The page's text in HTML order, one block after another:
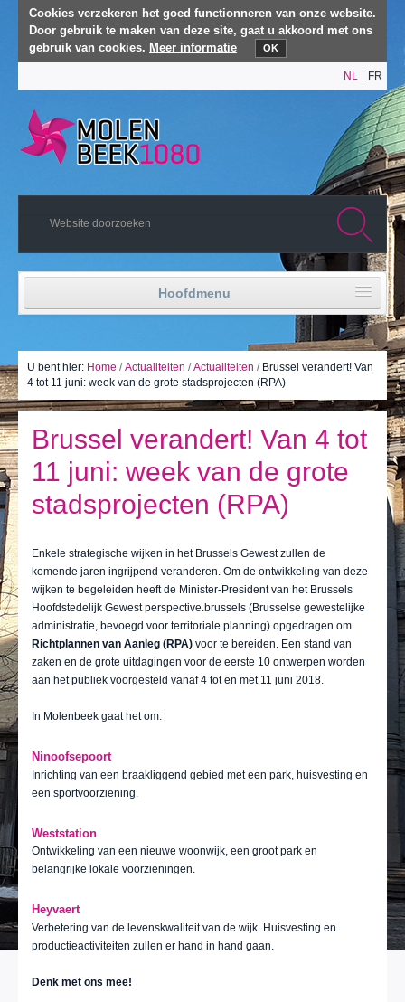
Cookies verzekeren het goed functionneren van onze website.
Door gebruik te maken van deze site, gaat u akkoord met ons
gebruik van cookies. Meer informatie OK
NL FR
Hoofdmenu
Politiek leven
Ik leef
Ik bezoek
Publicaties
Actualiteiten
E-loket / Afspraak maken
Actu
U bent hier: Home /Actualiteiten /Actualiteiten / Brussel verandert! Van
4 tot 11 juni: week van de grote stadsprojecten (RPA)
Brussel verandert! Van 4 tot
11 juni: week van de grote
stadsprojecten (RPA)
Enkele strategische wijken in het Brussels Gewest zullen de
komende jaren ingrijpend veranderen. Om de ontwikkeling van deze
wijken te begeleiden heeft de Minister-President van het Brussels
Hoofdstedelijk Gewest perspective.brussels (Brusselse gewestelijke
administratie, bevoegd voor territoriale planning) opgedragen om
Richtplannen van Aanleg (RPA) voor te bereiden. Een stand van
zaken en de grote uitdagingen voor de eerste 10 ontwerpen worden
aan het publiek voorgesteld vanaf 4 tot en met 11 juni 2018.
In Molenbeek gaat het om:
Ninoofsepoort
Inrichting van een braakliggend gebied met een park, huisvesting en
een sportvoorziening.
Weststation
Ontwikkeling van een nieuwe woonwijk, een groot park en
belangrijke lokale voorzieningen.
Heyvaert
Verbetering van de levenskwaliteit van de wijk. Huisvesting en
productieactiviteiten zullen er hand in hand gaan.
Denk met ons mee!